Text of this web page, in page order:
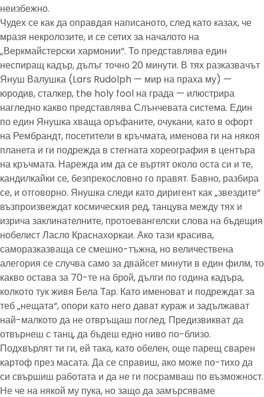
неизбежно.
Чудех се как да оправдая написаното, след като казах, че
мразя некролозите, и се сетих за началото на
„Веркмайстерски хармонии“. То представлява един
неспиращ кадър, дълъг точно 20 минути. В тях разказвачът
Януш Валушка (Lars Rudolph — мир на праха му) —
юродив, сталкер, the holy fool на града — илюстрира
нагледно какво представлява Слънчевата система. Един
по един Янушка хваща оръфаните, очукани, като в офорт
на Рембрандт, посетители в кръчмата, именова ги на някоя
планета и ги подрежда в стегната хореография в центъра
на кръчмата. Нарежда им да се въртят около оста си и те,
кандилкайки се, безпрекословно го правят. Бавно, разбира
се, и отговорно. Янушка следи като диригент как „звездите“
възпроизвеждат космическия ред, танцува между тях и
изрича заклинателните, протоевангелски слова на бъдещия
нобелист Ласло Краснахоркаи. Ако тази красива,
саморазказваща се смешно-тъжна, но величествена
алегория се случва само за двайсет минути в един филм, то
какво остава за 70-те на брой, дълги по година кадъра,
колкото тук живя Бела Тар. Като именоват и подреждат за
теб „нещата“, опори като него дават кураж и задължават
най-малкото да не отвръщаш поглед. Предизвикват да
отвърнеш с танц, да бъдеш едно ниво по-близо.
Подхвърлят ти ги, ей така, като обелен, още парещ сварен
картоф през масата. Да се справиш, ако може по-тихо да
си свършиш работата и да не ги посрамваш по възможност.
Не че на някой му пука, но защо да замърсяваме